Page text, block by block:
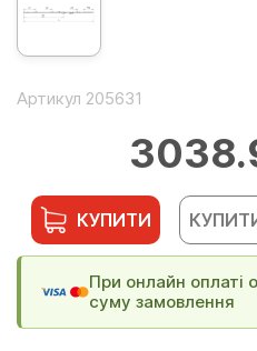
Артикул 205631
КУПИТИ
При онлайн оплаті
суму замовлення